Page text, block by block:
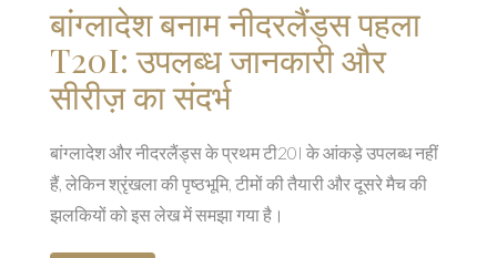
बांग्लादेश बनाम नीदरलैंड्स पहला
T20I: उपलब्ध जानकारी और
सीरीज़ का संदर्भ
बांग्लादेश और नीदरलैंड्स के प्रथम टी20I के आंकड़े उपलब्ध नहीं
हैं, लेकिन श्रृंखला की पृष्ठभूमि, टीमों की तैयारी और दूसरे मैच की
झलकियों को इस लेख में समझा गया है।